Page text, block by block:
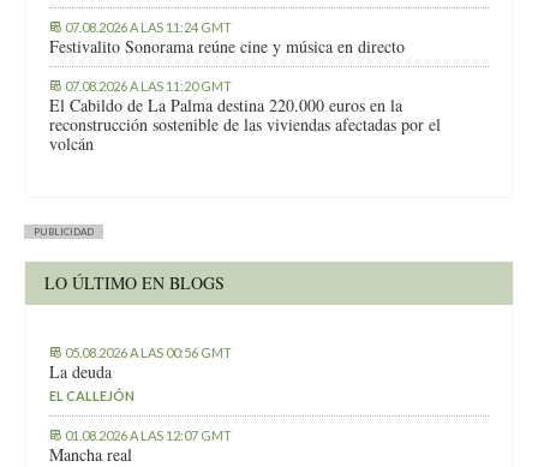
07.08.2026 A LAS 11:24 GMT
Festivalito Sonorama reúne cine y música en directo
07.08.2026 A LAS 11:20 GMT
El Cabildo de La Palma destina 220.000 euros en la
reconstrucción sostenible de las viviendas afectadas por el
volcán
PUBLICIDAD
LO ÚLTIMO EN BLOGS
05.08.2026 A LAS 00:56 GMT
La deuda
EL CALLEJÓN
01.08.2026 A LAS 12:07 GMT
Mancha real